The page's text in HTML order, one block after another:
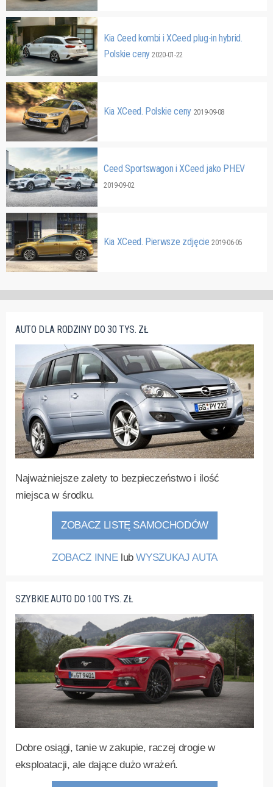
Kia Ceed kombi i XCeed plug-in hybrid.
Polskie ceny2020-01-22
Kia XCeed. Polskie ceny 2019-09-08
Ceed Sportswagon i XCeed jako PHEV
2019-09-02
Kia XCeed. Pierwsze zdjęcie2019-06-05
AUTO DLA RODZINY DO 30 TYS. ZŁ
Najważniejsze zalety to bezpieczeństwo i ilość
miejsca w środku.
ZOBACZ LISTĘ SAMOCHODÓW
ZOBACZ INNElubWYSZUKAJ AUTA
SZYBKIE AUTO DO 100 TYS. ZŁ
Dobre osiągi, tanie w zakupie, raczej drogie w
eksploatacji, ale dające dużo wrażeń.